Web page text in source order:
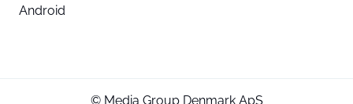
Android
© Media Group Denmark ApS